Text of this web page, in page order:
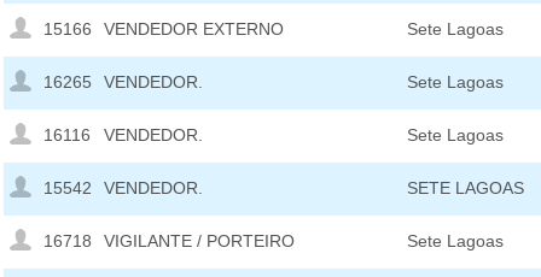
15166 VENDEDOR EXTERNO Sete Lagoas
16265 VENDEDOR. Sete Lagoas
16116 VENDEDOR. Sete Lagoas
15542 VENDEDOR. SETE LAGOAS
16718 VIGILANTE / PORTEIRO Sete Lagoas